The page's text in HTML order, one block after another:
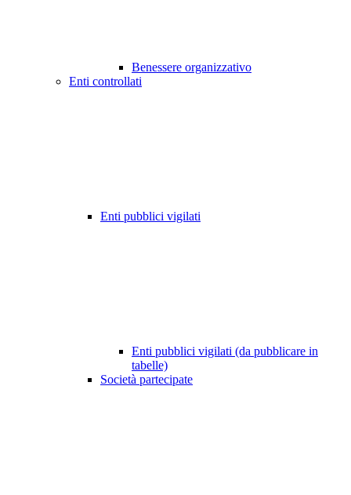
Benessere organizzativo
Enti controllati
Enti pubblici vigilati
Enti pubblici vigilati (da pubblicare in
tabelle)
Società partecipate